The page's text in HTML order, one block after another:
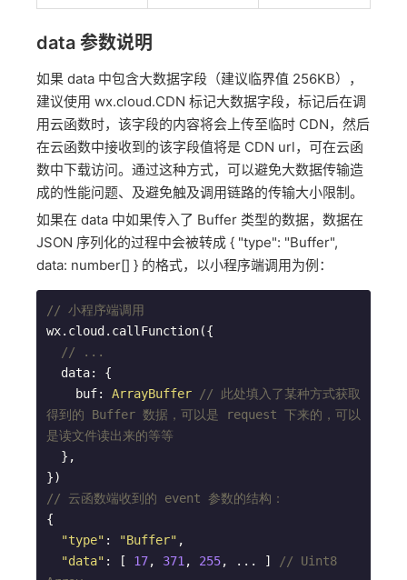
data 参数说明
如果 data 中包含大数据字段（建议临界值 256KB），
建议使用 wx.cloud.CDN 标记大数据字段，标记后在调
用云函数时，该字段的内容将会上传至临时 CDN，然后
在云函数中接收到的该字段值将是 CDN url，可在云函
数中下载访问。通过这种方式，可以避免大数据传输造
成的性能问题、及避免触及调用链路的传输大小限制。
如果在 data 中如果传入了 Buffer 类型的数据，数据在
JSON 序列化的过程中会被转成 { "type": "Buffer",
data: number[] } 的格式，以小程序端调用为例：
// 小程序端调用
wx.cloud.callFunction({
// ...
    buf:
ArrayBuffer
// 此处填入了某种方式获取
得到的 Buffer 数据，可以是 request 下来的，可以
是读文件读出来的等等
// 云函数端收到的 event 参数的结构：
{
"type" : "Buffer" ,
"data" : [ 17, 371 , 255, ... ]
// Uint8